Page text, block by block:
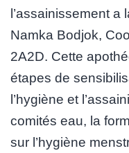
l’assainissement a
Namka Bodjok,
2A2D. Cette
étapes de
l’hygiène et
comités eau, la
sur l’hygiène